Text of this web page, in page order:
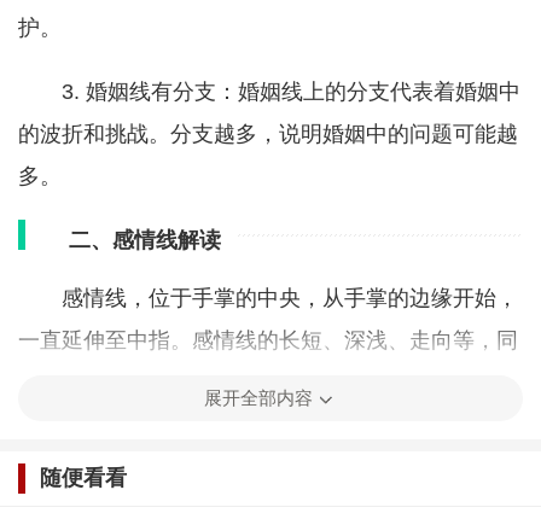
护。
3. 婚姻线有分支：婚姻线上的分支代表着婚姻中
的波折和挑战。分支越多，说明婚姻中的问题可能越
多。
二、感情线解读
感情线，位于手掌的中央，从手掌的边缘开始，
一直延伸至中指。感情线的长短、深浅、走向等，同
样能反映出一个人的婚姻运势。
爱意，能够与伴侣建立深厚的感情。
展开全部内容
随便看看